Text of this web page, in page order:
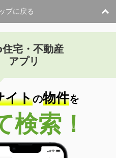
プに戻る
宅・不動産
アプリ
イトの物件を
検索！